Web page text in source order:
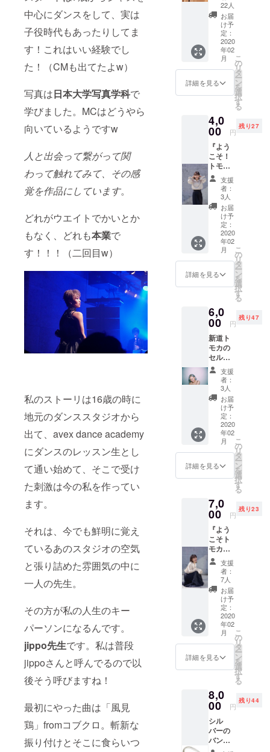
中心にダンスをして、実は
子役時代もあったりしてま
す！これはいい経験でし
た！（CMも出てたよw）
写真は日本大学写真学科で
学びました。MCはどうやら
向いているようですw
人と出会って繋がって関
わって触れてみて、その感
覚を作品にしています。
どれがウエイトでかいとか
もなく、どれも本業で
す！！！（二回目w）
私のストーリは16歳の時に
地元のダンススタジオから
出て、avex dance academy
にダンスのレッスン生とし
て通い始めて、そこで受け
た刺激は今の私を作ってい
ます。
それは、今でも鮮明に覚え
ているあのスタジオの空気
と張り詰めた雰囲気の中に
一人の先生。
その方が私の人生のキー
パーソンになるんです。
jippo先生です。私は普段
jippoさんと呼んでるので以
後そう呼びますね！
最初にやった曲は「風見
鶏」fromコブクロ。斬新な
振り付けとそこに食らいつ
ダンス界を
メインに広
告、雑誌な
ど幅広く手
る。その背
らのダンス
経験があ
り、それは
今もなお写
真に生かさ
れている。
work
堤真一、東
出昌大、菅
原小春、水
原希子、浜
野謙太、
goingunderg
パラダイス
オーケスト
ラ、etc...
香港ドラマ
実写版「ち
びまる子
ちゃん」の
写真集を全
私の事を書
文章が好き
なので、転
ーーーーー
ーーーー
まず新道ト
モカという
人間を知る
必要があ
る。もちろ
ん彼女の全
てを私が知
る由もな
大学から約9
年間彼女を
見てきた私
だから言え
！ サイ
ズ：M,L
22人
お届
け予
定：
2020
年02
月
詳細を見る
こ
の
リ
タ
ー
ン
を
選
択
す
る
4,0
00 円
残り27
『よう
こそ！
トモカ
の部屋
１』 ト
モカと
お茶し
て人生
相談で
も恋愛
相談で
もなん
でもお
話し聞
きま
す！！
１時間
場所：
都内 期
間：2
月〜5月
お茶代
込み ※
交通費
自己負
担・公
共の場
所で面
会（面
会場所
都内）
支援
者：
3人
お届
け予
定：
2020
年02
月
詳細を見る
こ
の
リ
タ
ー
ン
を
選
択
す
る
6,0
00 円
残り47
新道ト
モカの
セル
フィー
ブロマ
イド！
私が自
分で自
分を
撮った
セミ
ヌード
含むセ
ル
フィー
のブロ
6枚セッ
ト（ラ
ンダ
ム） L
版５枚
+A4１
枚 ※写
真はサ
ンプル
です！
支援
者：
3人
お届
け予
定：
2020
年02
月
詳細を見る
こ
の
リ
タ
ー
ン
を
選
択
す
る
7,0
00 円
残り23
『よう
こそト
モカの
部屋
２』 ト
モカと
ランチ
して人
生相談
でも恋
愛相談
でもな
んでも
お話し
聞きま
す！！
いこと
も教え
ます！
時間：2
時間 場
所：都
支援
者：
7人
お届
け予
定：
2020
年02
月
詳細を見る
こ
の
リ
タ
ー
ン
を
選
択
す
る
8,0
00 円
残り44
シル
バーの
バング
ル 今回